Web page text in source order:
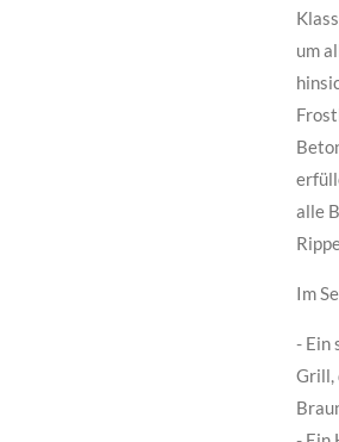
um
alle
Im
- Ein
Grill,